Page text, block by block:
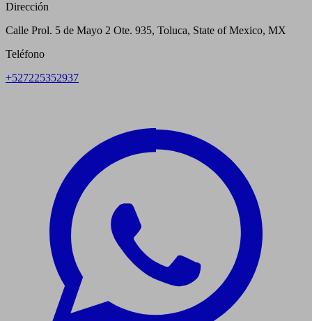
Dirección
Calle Prol. 5 de Mayo 2 Ote. 935, Toluca, State of Mexico, MX
Teléfono
+527225352937